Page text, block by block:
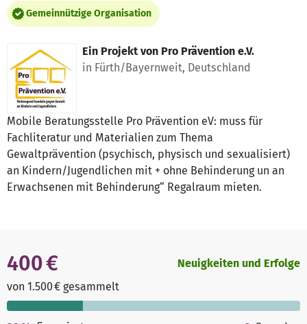
Gemeinnützige Organisation
Ein Projekt von Pro Prävention e.V.
in Fürth/Bayernweit, Deutschland
Mobile Beratungsstelle Pro Prävention eV: muss für
Fachliteratur und Materialien zum Thema
Gewaltprävention (psychisch, physisch und sexualisiert)
an Kindern/Jugendlichen mit + ohne Behinderung un an
Erwachsenen mit Behinderung“ Regalraum mieten.
400 €
von 1.500 € gesammelt
Neuigkeiten und Erfolge